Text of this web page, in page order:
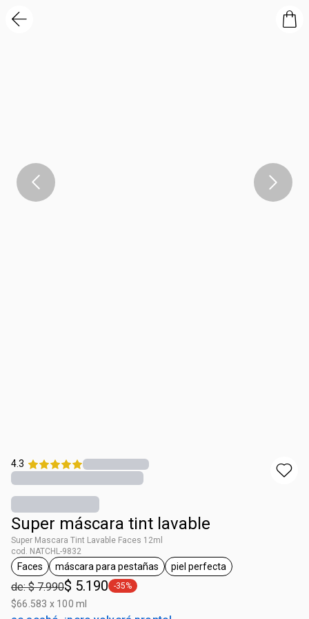
4.3
Super máscara tint lavable
Super Mascara Tint Lavable Faces 12ml
cod. NATCHL-9832
general.tag Faces
Faces
general.tag máscara para pestañas
máscara para pestañas
general.tag piel perfecta
piel perfecta
de: $ 7.990$ 5.190 general.tag -35%
-35%
$66.583 x 100 ml